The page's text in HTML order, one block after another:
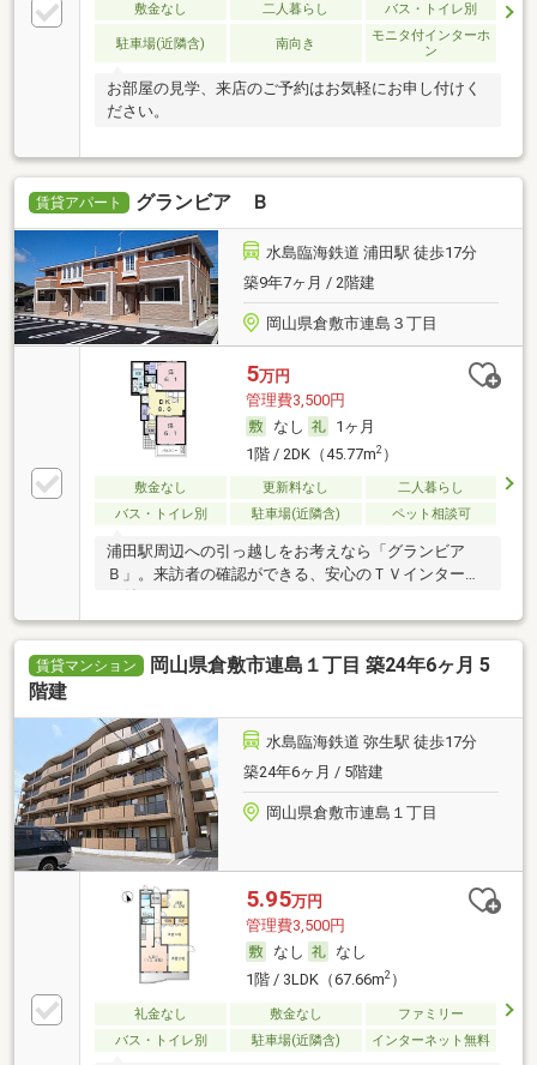
敷金なし 二人暮らし バス・トイレ別
駐車場(近隣含) 南向き
モニタ付インターホ
ン
お部屋の見学、来店のご予約はお気軽にお申し付けく
ださい。
賃貸アパート グランビア Ｂ
水島臨海鉄道 浦田駅 徒歩17分
築9年7ヶ月 / 2階建
岡山県倉敷市連島３丁目
5万円
管理費3,500円
なし
1ヶ月
1階 / 2DK（45.77m2）
敷金なし 更新料なし
二人暮らし
バス・トイレ別
駐車場(近隣含) ペット相談可
浦田駅周辺への引っ越しをお考えなら「グランビア
Ｂ」。来訪者の確認ができる、安心のＴＶインターホ
賃貸マンション
岡山県倉敷市連島１丁目 築24年6ヶ月 5
階建
水島臨海鉄道 弥生駅 徒歩17分
築24年6ヶ月 / 5階建
岡山県倉敷市連島１丁目
5.95万円
管理費3,500円
なし
なし
1階 / 3LDK（67.66m2）
礼金なし 敷金なし
ファミリー
バス・トイレ別
駐車場(近隣含) インターネット無料